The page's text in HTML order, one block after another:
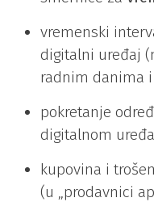
vremenski
digitalni uređaj
radnim danima
pokretanje
digitalnom
kupovina i
(u „prodavnici